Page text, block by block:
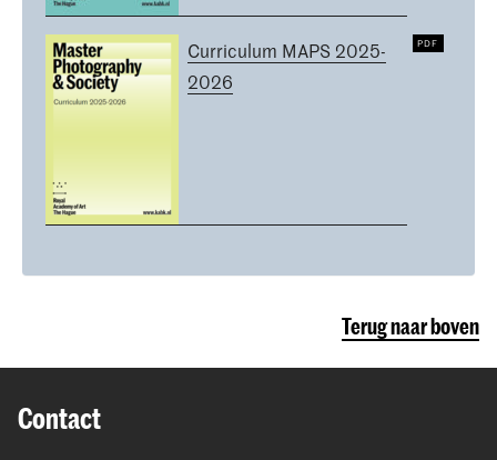
Curriculum MAPS 2025-
2026
Terug naar boven
Contact